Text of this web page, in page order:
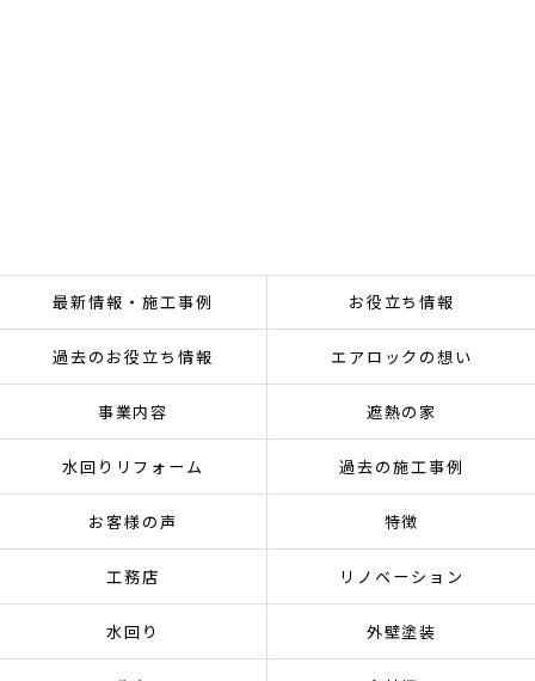
最新情報・施工事例 お役立ち情報
過去のお役立ち情報 エアロックの想い
事業内容 遮熱の家
水回りリフォーム 過去の施工事例
お客様の声 特徴
工務店 リノベーション
水回り 外壁塗装